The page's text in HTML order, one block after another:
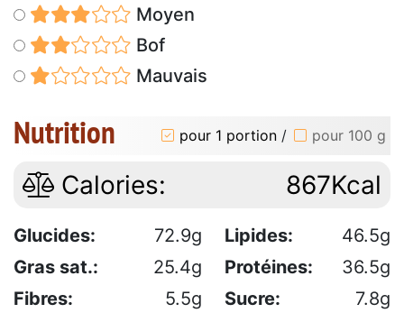
Moyen
Bof
Mauvais
Nutrition pour 1 portion / pour 100 g
Calories: 867Kcal
Glucides: 72.9g Lipides:
46.5g
Gras sat.:
25.4g Protéines:
36.5g
Fibres:
5.5g Sucre:
7.8g